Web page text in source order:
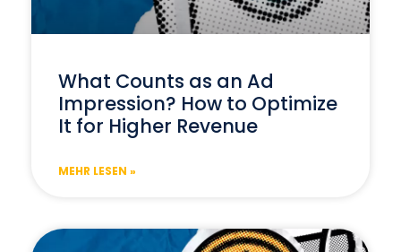
What Counts as an Ad
Impression? How to Optimize
It for Higher Revenue
MEHR LESEN »